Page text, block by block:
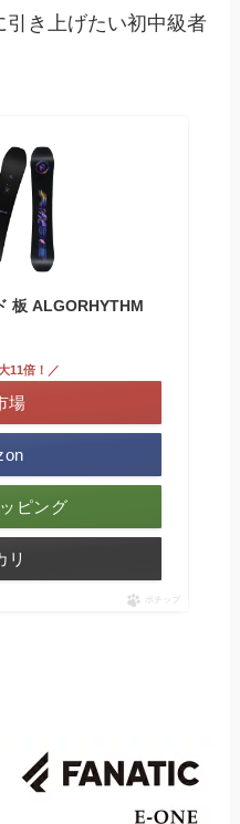
き上げたい初中級者
板 ALGORHYTHM
11倍！／
場
ピング
リ
ポチップ